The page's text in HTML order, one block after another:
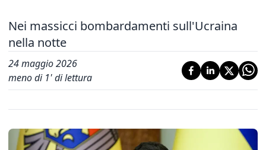
Nei massicci bombardamenti sull'Ucraina
nella notte
24 maggio 2026
meno di 1' di lettura